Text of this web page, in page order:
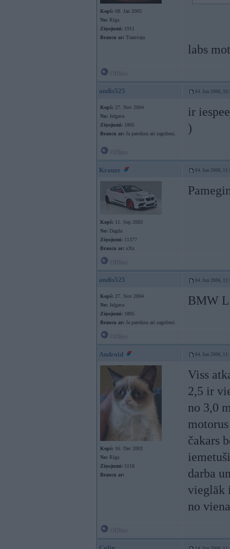
Kopš: 08. Jan 2005
No: Rīga
Ziņojumi: 1911
Braucu ar: Tramvaju
labs
andis525 04. Jun 2006,
Kopš: 27. Nov 2004
No: Jelgava
Ziņojumi: 1805
Braucu ar: Ja pateiksu ari sagribesi.
ir
)
Krauze 04. Jun 2006,
Kopš: 11. Sep 2003
No: Dagda
Ziņojumi: 11377
Braucu ar: xXx
andis525 04. Jun 2006,
Kopš: 27. Nov 2004
No: Jelgava
Ziņojumi: 1805
Braucu ar: Ja pateiksu ari sagribesi.
BMW
Android 04. Jun 2006,
Kopš: 16. Dec 2003
No: Rīga
Ziņojumi: 5118
Braucu ar:
Viss
2,5 ir
no 3,0
čakars
darba
vieglāk
no